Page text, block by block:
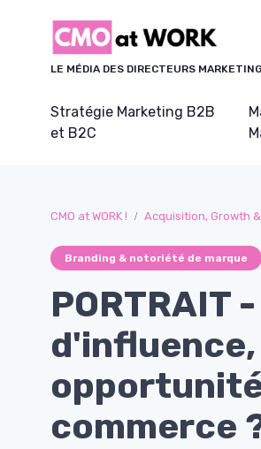
LE MÉDIA DES DIRECTEURS MARKETING
Stratégie Marketing B2B
et B2C
CMO at WORK ! Acquisition, Growth
Branding & notoriété de marque
PORTRAIT
commerce